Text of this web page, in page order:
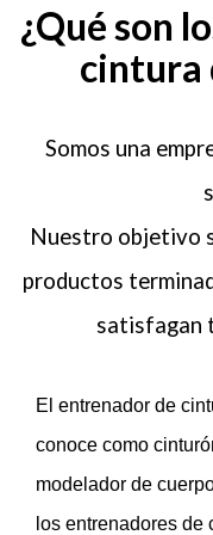
¿Qué son
cintura
Somos una
Nuestro objetivo
productos
satisfagan
El entrenador de
conoce como
modelador de
los entrenadores de